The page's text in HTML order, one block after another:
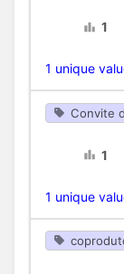
1
1 unique
Convite
1
1 unique